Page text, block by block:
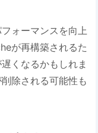
ォーマンスを向上
が再構築されるた
くなるかもしれま
除される可能性も